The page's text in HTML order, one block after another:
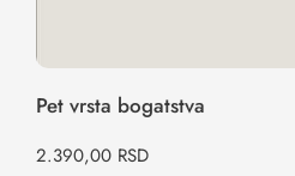
Pet vrsta bogatstva
2.390,00 RSD